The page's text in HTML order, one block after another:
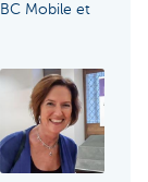
Mobile et